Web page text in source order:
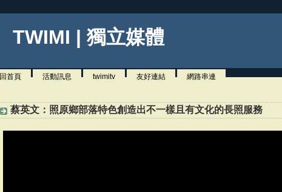
TWIMI | 獨立媒體
回首頁 活動訊息 twimitv 友好連結 網路串連
蔡英文：照原鄉部落特色創造出不一樣且有文化的長照服務